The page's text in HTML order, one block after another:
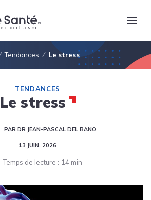
Tendances Le stress
TENDANCES
Le stress
PAR DR JEAN-PASCAL DEL BANO
13 JUIN. 2026
Temps de lecture 14 min